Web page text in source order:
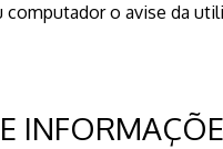
o avise da